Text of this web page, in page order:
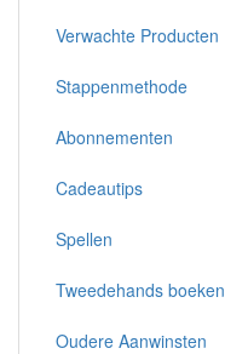
Verwachte Producten
Stappenmethode
Abonnementen
Cadeautips
Spellen
Tweedehands boeken
Oudere Aanwinsten